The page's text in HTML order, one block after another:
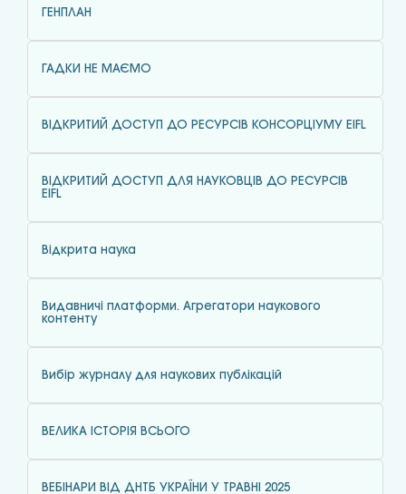
ГЕНПЛАН
ГАДКИ НЕ МАЄМО
ВІДКРИТИЙ ДОСТУП ДО РЕСУРСІВ КОНСОРЦІУМУ EIFL
ВІДКРИТИЙ ДОСТУП ДЛЯ НАУКОВЦІВ ДО РЕСУРСІВ
EIFL
Відкрита наука
Видавничі платформи. Агрегатори наукового
контенту
Вибір журналу для наукових публікацій
ВЕЛИКА ІСТОРІЯ ВСЬОГО
ВЕБІНАРИ ВІД ДНТБ УКРАЇНИ У ТРАВНІ 2025